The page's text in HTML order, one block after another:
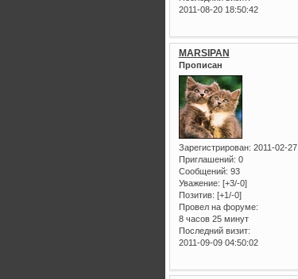
2011-08-20 18:50:42
MARSIPAN
Прописан
Зарегистрирован: 2011-02-27
Приглашений: 0
Сообщений: 93
Уважение: [+3/-0]
Позитив: [+1/-0]
Провел на форуме:
8 часов 25 минут
Последний визит:
2011-09-09 04:50:02